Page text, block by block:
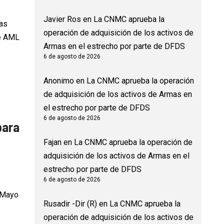
AML
Javier Ros en La CNMC aprueba la
operación de adquisición de los activos de
Armas en el estrecho por parte de DFDS
6 de agosto de 2026
Anonimoen La CNMC aprueba la operación
de adquisición de los activos de Armas en
el estrecho por parte de DFDS
6 de agosto de 2026
Fajanen La CNMC aprueba la operación de
adquisición de los activos de Armas en el
estrecho por parte de DFDS
6 de agosto de 2026
Rusadir -Dir (R)en La CNMC aprueba la
operación de adquisición de los activos de